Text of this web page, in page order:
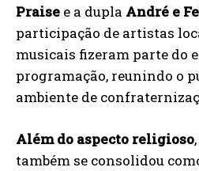
Praise e a dupla André e
participação de artistas
musicais fizeram parte do
programação, reunindo o
ambiente de
Além do aspecto religioso
também se consolidou